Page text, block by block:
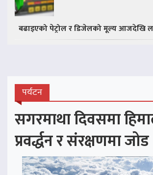
बढाइएको पेट्रोल र डिजेलको मूल्य आजदेखि
पर्यटन
सगरमाथा दिवसमा
प्रवर्द्धन र संरक्षणमा जोड